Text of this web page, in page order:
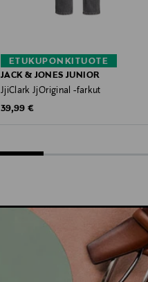
ETUKUPONKITUOTE
JACK & JONES JUNIOR
JjiClark JjOriginal -farkut
Original Price
39,99 €